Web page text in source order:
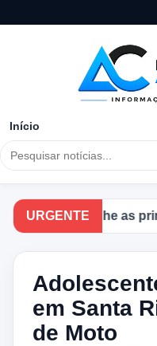
Início
URGENTE
Acompanhe as
em Santa
de Moto